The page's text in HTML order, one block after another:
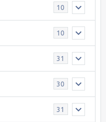
10
10
31
30
31